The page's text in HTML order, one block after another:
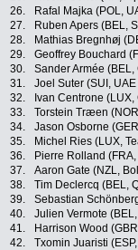
26.
Rafal Majka (POL,
27.
Ruben Apers (BEL,
28.
Mathias Bregnhøj
29.
Geoffrey Bouchard
30.
Sander Armée (BEL,
31.
Joel Suter (SUI,
32.
Ivan Centrone
33.
Torstein Træen
34.
Jason Osborne
35.
Michel Ries (LUX,
36.
Pierre Rolland
37.
Aaron Gate (NZL,
38.
Tim Declercq (BEL,
39.
Sebastian
40.
Julien Vermote
41.
Harrison Wood
42.
Txomin Juaristi